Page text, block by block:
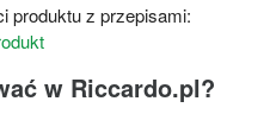
produktu z przepisami:
w Riccardo.pl?